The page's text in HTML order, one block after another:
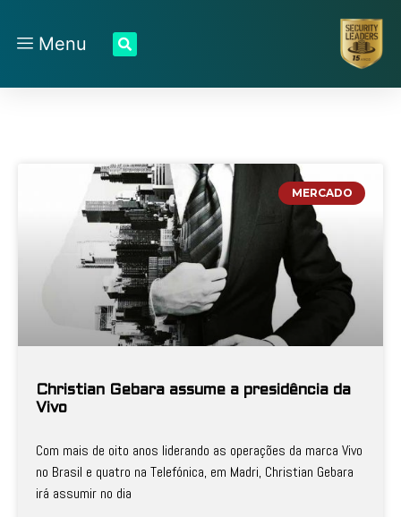
Menu
MERCADO
Christian Gebara assume a presidência da
Vivo
Com mais de oito anos liderando as operações da marca Vivo
no Brasil e quatro na Telefónica, em Madri, Christian Gebara
irá assumir no dia